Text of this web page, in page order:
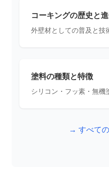
コーキングの歴史と
外壁材としての普及と技
塗料の種類と特徴
シリコン・フッ素・無機
→ すべて